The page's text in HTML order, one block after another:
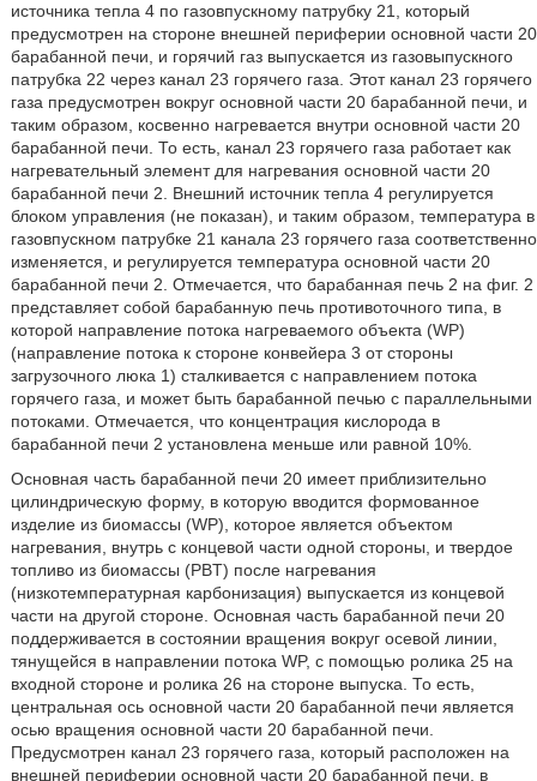
источника тепла 4 по газовпускному патрубку 21, который
предусмотрен на стороне внешней периферии основной части 20
барабанной печи, и горячий газ выпускается из газовыпускного
патрубка 22 через канал 23 горячего газа. Этот канал 23 горячего
газа предусмотрен вокруг основной части 20 барабанной печи, и
таким образом, косвенно нагревается внутри основной части 20
барабанной печи. То есть, канал 23 горячего газа работает как
нагревательный элемент для нагревания основной части 20
барабанной печи 2. Внешний источник тепла 4 регулируется
блоком управления (не показан), и таким образом, температура в
газовпускном патрубке 21 канала 23 горячего газа соответственно
изменяется, и регулируется температура основной части 20
барабанной печи 2. Отмечается, что барабанная печь 2 на фиг. 2
представляет собой барабанную печь противоточного типа, в
которой направление потока нагреваемого объекта (WP)
(направление потока к стороне конвейера 3 от стороны
загрузочного люка 1) сталкивается с направлением потока
горячего газа, и может быть барабанной печью с параллельными
потоками. Отмечается, что концентрация кислорода в
барабанной печи 2 установлена меньше или равной 10%.
Основная часть барабанной печи 20 имеет приблизительно
цилиндрическую форму, в которую вводится формованное
изделие из биомассы (WP), которое является объектом
нагревания, внутрь с концевой части одной стороны, и твердое
топливо из биомассы (PBT) после нагревания
(низкотемпературная карбонизация) выпускается из концевой
части на другой стороне. Основная часть барабанной печи 20
поддерживается в состоянии вращения вокруг осевой линии,
тянущейся в направлении потока WP, с помощью ролика 25 на
входной стороне и ролика 26 на стороне выпуска. То есть,
центральная ось основной части 20 барабанной печи является
осью вращения основной части 20 барабанной печи.
Предусмотрен канал 23 горячего газа, который расположен на
внешней периферии основной части 20 барабанной печи, в